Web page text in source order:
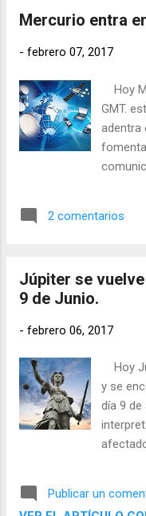
Mercurio entra
- febrero 07, 2017
Hoy
GMT.
adentra
con
2 comentarios
Júpiter se
9 de Junio.
- febrero 06, 2017
Hoy
y se
día 9
Publicar un